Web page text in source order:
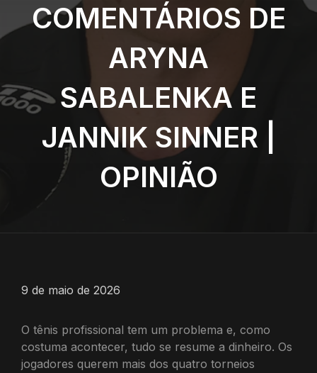
COMENTÁRIOS DE
ARYNA
SABALENKA E
JANNIK SINNER |
OPINIÃO
9 de maio de 2026
O tênis profissional tem um problema e, como
costuma acontecer, tudo se resume a dinheiro. Os
jogadores querem mais dos quatro torneios